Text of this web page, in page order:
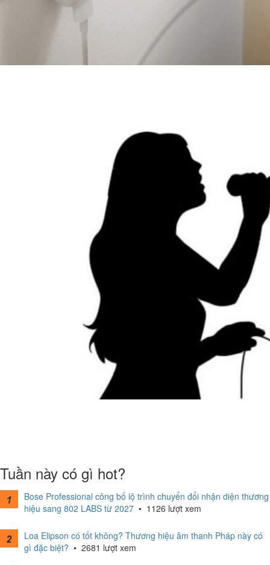
Tuần này có gì hot?
Bose Professional công bố lộ trình chuyển đổi nhận diện thương
hiệu sang 802 LABS từ 2027 • 1126 lượt xem
Loa Elipson có tốt không? Thương hiệu âm thanh Pháp này có
gì đặc biệt? • 2681 lượt xem